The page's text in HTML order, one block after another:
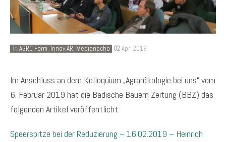
In AGRO Form, Innov.AR, Medienecho 02Apr. 2019
Im Anschluss an dem Kolloquium „Agrarökologie bei uns“ vom
6. Februar 2019 hat die Badische Bauern Zeitung (BBZ) das
folgenden Artikel veröffentlicht
Speerspitze bei der Reduzierung – 16.02.2019 – Heinrich